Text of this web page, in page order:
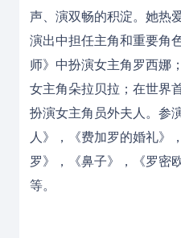
声、演双畅的积淀。她热
演出中担任主角和重要角
师》中扮演女主角罗西娜
女主角朵拉贝拉；在世界
扮演女主角员外夫人。参
人》，《费加罗的婚礼》
罗》，《鼻子》，《罗密
等。